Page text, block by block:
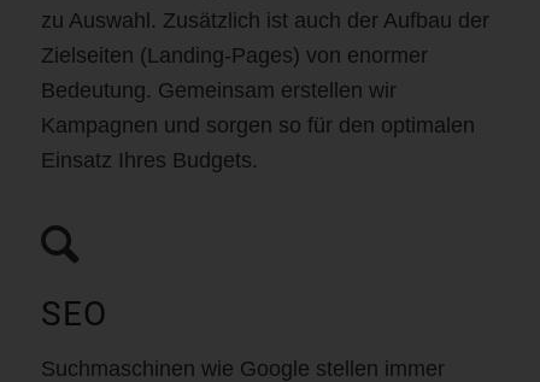
zu Auswahl. Zusätzlich ist auch der Aufbau der
Zielseiten (Landing-Pages) von enormer
Bedeutung. Gemeinsam erstellen wir
Kampagnen und sorgen so für den optimalen
Einsatz Ihres Budgets.
SEO
Suchmaschinen wie Google stellen immer